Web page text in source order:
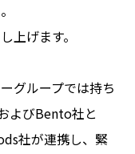
上げます。
グループでは持ち
よびBento社と
社が連携し、緊